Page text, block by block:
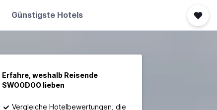
Günstigste Hotels
Erfahre, weshalb Reisende
SWOODOO lieben
Vergleiche Hotelbewertungen, die